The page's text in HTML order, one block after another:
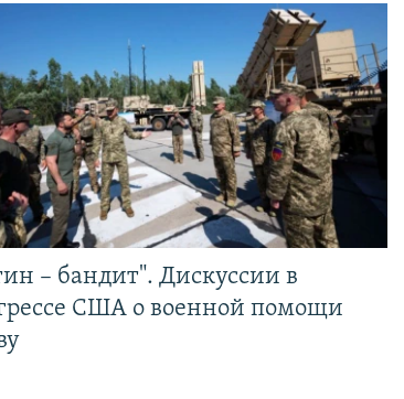
– бандит". Дискуссии в
США о военной помощи